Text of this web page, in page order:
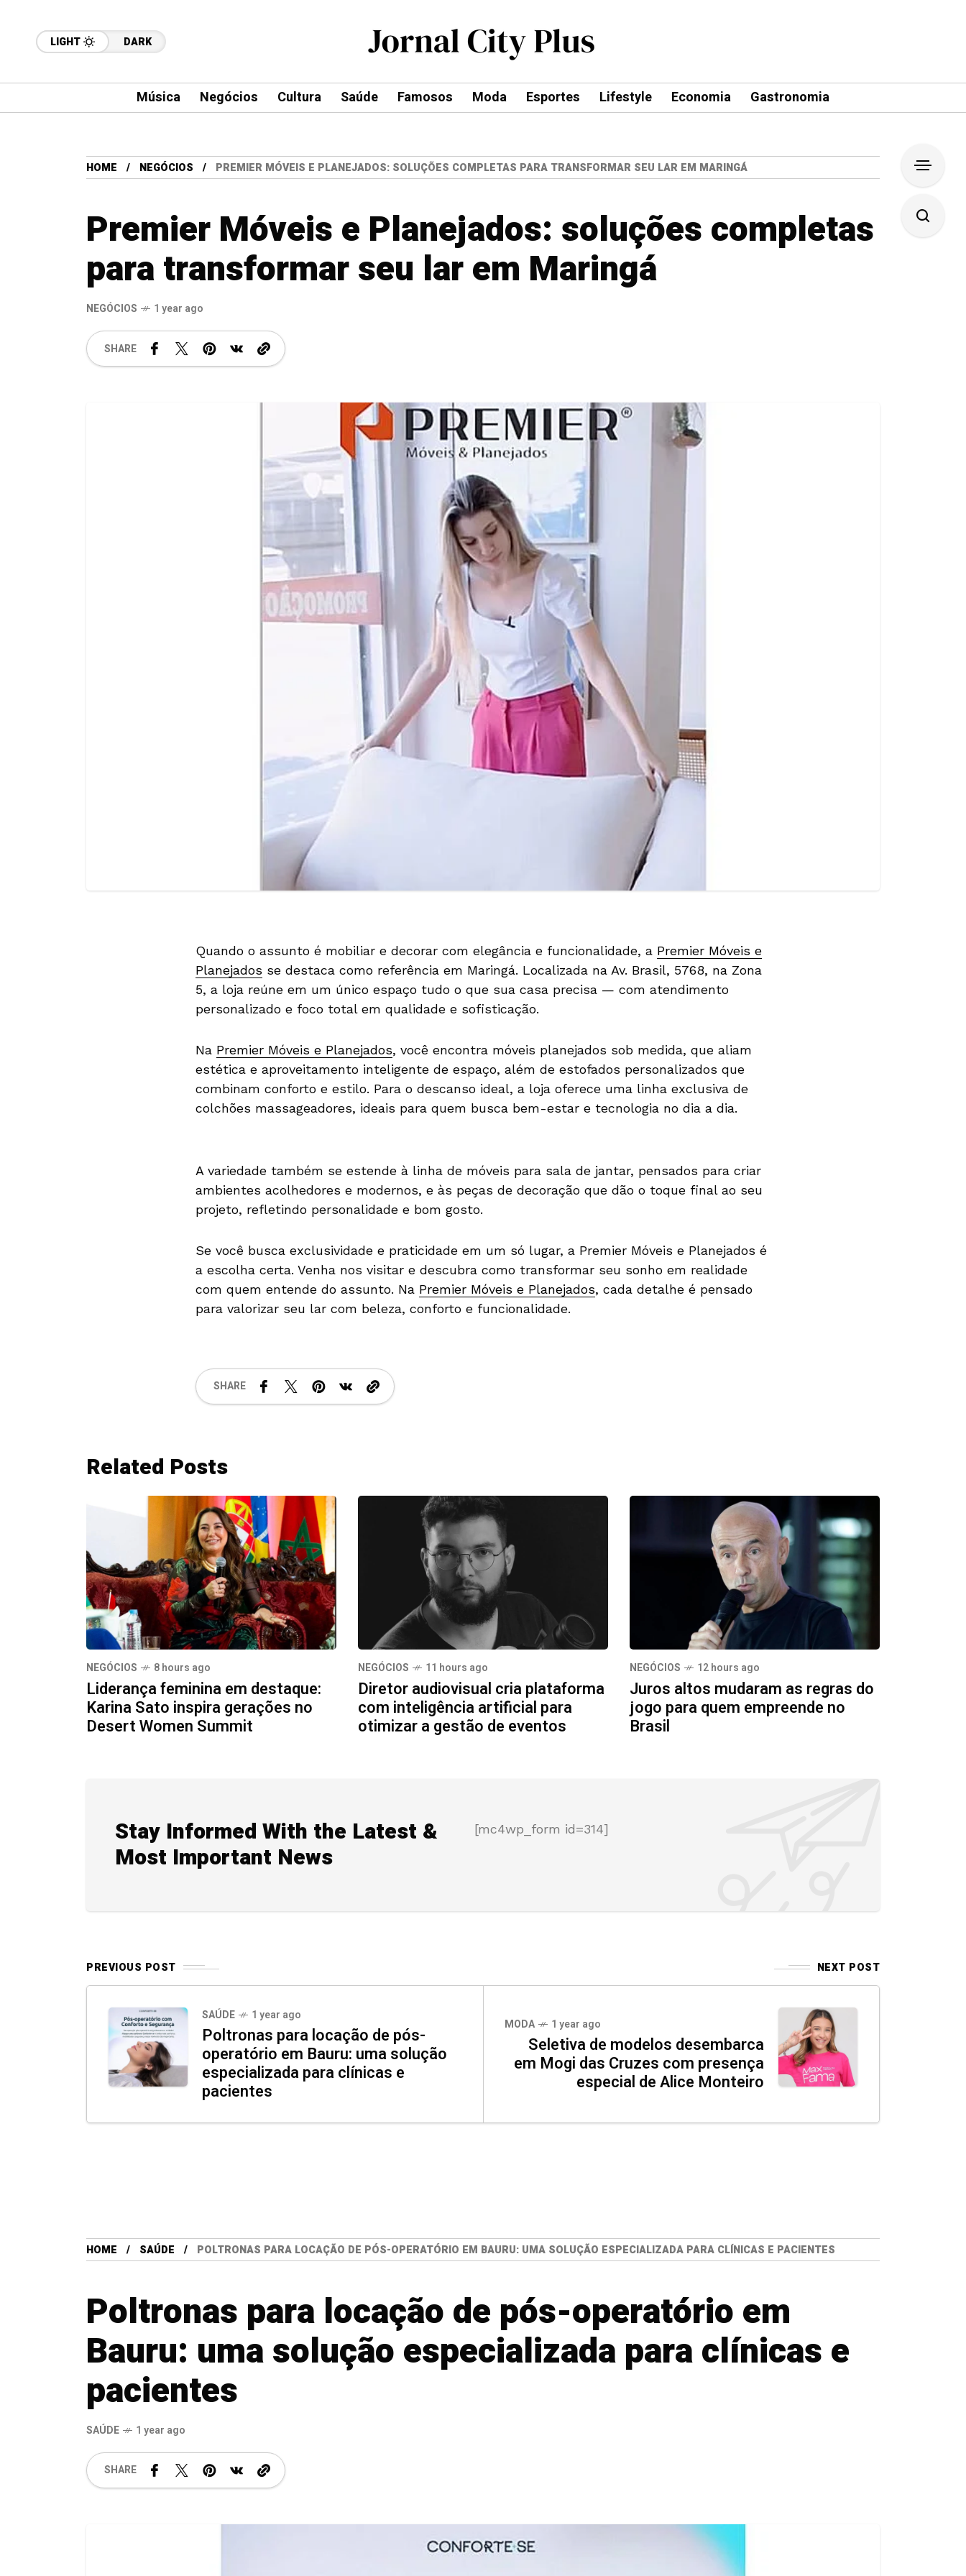
LIGHT DARK
Música Negócios Cultura Saúde Famosos Moda Esportes Lifestyle Economia Gastronomia
HOME NEGÓCIOS PREMIER MÓVEIS E PLANEJADOS: SOLUÇÕES COMPLETAS PARA TRANSFORMAR SEU LAR EM MARINGÁ
Premier Móveis e Planejados: soluções completas
para transformar seu lar em Maringá
NEGÓCIOS 1 year ago
SHARE
Quando o assunto é mobiliar e decorar com elegância e funcionalidade, a Premier Móveis e
Planejados se destaca como referência em Maringá. Localizada na Av. Brasil, 5768, na Zona
5, a loja reúne em um único espaço tudo o que sua casa precisa — com atendimento
personalizado e foco total em qualidade e sofisticação.
Na Premier Móveis e Planejados, você encontra móveis planejados sob medida, que aliam
estética e aproveitamento inteligente de espaço, além de estofados personalizados que
combinam conforto e estilo. Para o descanso ideal, a loja oferece uma linha exclusiva de
colchões massageadores, ideais para quem busca bem-estar e tecnologia no dia a dia.
A variedade também se estende à linha de móveis para sala de jantar, pensados para criar
ambientes acolhedores e modernos, e às peças de decoração que dão o toque final ao seu
projeto, refletindo personalidade e bom gosto.
Se você busca exclusividade e praticidade em um só lugar, a Premier Móveis e Planejados é
a escolha certa. Venha nos visitar e descubra como transformar seu sonho em realidade
com quem entende do assunto. Na Premier Móveis e Planejados, cada detalhe é pensado
para valorizar seu lar com beleza, conforto e funcionalidade.
SHARE
Related Posts
NEGÓCIOS 8 hours ago
Liderança feminina em destaque:
Karina Sato inspira gerações no
Desert Women Summit
NEGÓCIOS 11 hours ago
Diretor audiovisual cria plataforma
com inteligência artificial para
otimizar a gestão de eventos
NEGÓCIOS 12 hours ago
Juros altos mudaram as regras do
jogo para quem empreende no
Brasil
Stay Informed With the Latest &
Most Important News
[mc4wp_form id=314]
PREVIOUS POST NEXT POST
SAÚDE 1 year ago
Poltronas para locação de pós-
operatório em Bauru: uma solução
especializada para clínicas e
pacientes
MODA 1 year ago
Seletiva de modelos desembarca
em Mogi das Cruzes com presença
especial de Alice Monteiro
HOME SAÚDE POLTRONAS PARA LOCAÇÃO DE PÓS-OPERATÓRIO EM BAURU: UMA SOLUÇÃO ESPECIALIZADA PARA CLÍNICAS E PACIENTES
Poltronas para locação de pós-operatório em
Bauru: uma solução especializada para clínicas e
pacientes
SAÚDE 1 year ago
SHARE